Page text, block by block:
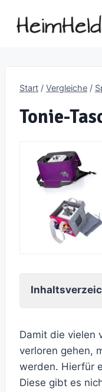
Inhalt
Start / Vergleiche /
Tonie-
Damit die vielen
verloren gehen,
werden. Hierfür
Diese gibt es